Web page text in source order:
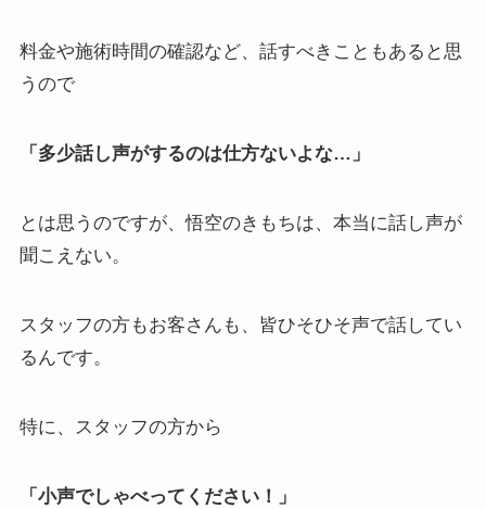
料金や施術時間の確認など、話すべきこともあると思
うので
「多少話し声がするのは仕方ないよな…」
とは思うのですが、悟空のきもちは、本当に話し声が
聞こえない。
スタッフの方もお客さんも、皆ひそひそ声で話してい
るんです。
特に、スタッフの方から
「小声でしゃべってください！」